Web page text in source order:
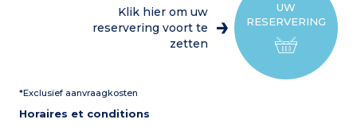
tweepersoonsbed (140 x
Let op:Accommodatie
(sanitaire voorzieningen
UW
RESERVERING
Klik hier om uw
reservering voort te
zetten
*Exclusief aanvraagkosten
Horaires et conditions